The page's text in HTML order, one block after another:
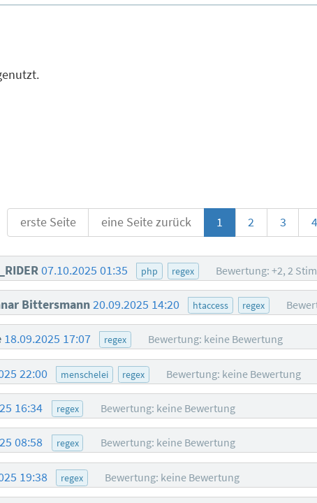
erste Seite eine Seite zurück 1 2 3 4
07.10.2025 01:35 php regex Bewertung: +2, 2
Bittersmann 20.09.2025 14:20 htaccess regex
18.09.2025 17:07 regex Bewertung: keine Bewertung
22:00 menschelei regex Bewertung: keine Bewertung
16:34 regex Bewertung: keine Bewertung
08:58 regex Bewertung: keine Bewertung
19:38 regex Bewertung: keine Bewertung